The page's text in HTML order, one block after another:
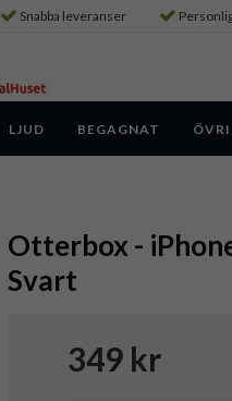
Snabba leveranser
LJUD BEGAGNAT
Otterbox -
Svart
349 kr